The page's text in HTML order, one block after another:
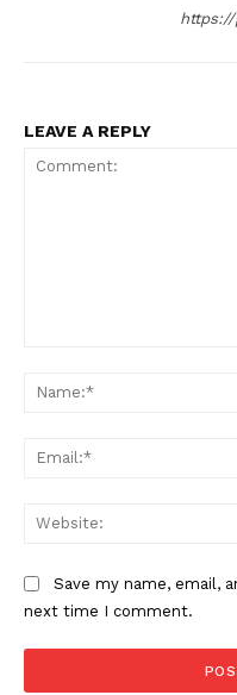
Canale TV 70/80/90
LEAVE A REPLY
Save my name, email,
next time I comment.